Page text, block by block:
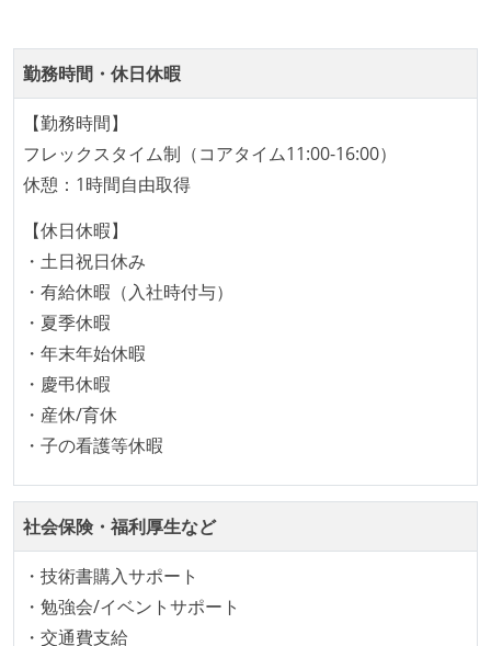
形で行っている
継続的なデプロイ（デリバリー）を行っている
ワークフローの整備
全てのコードをバージョン管理ツールで管理している
各メンバーが実装したコードのマージは Pull Request
ベースで行われる
自動（＝システム化され、1コマンドで実行できる）
ビルド、自動デプロイ環境が整備されている
コードによるインフラ構成管理（Infrastructure as
Code）の環境が整備されている
オープンな情報共有
ドキュメントの整備やペアプロ、モブワークなど、ナ
レッジの共有を積極的に行っている（属人性を減らす
取り組みをしている）
労働環境の自由度
週2日リモート勤務のハイブリットワーク（週3出社）
勤務時間・休日休暇
【勤務時間】
フレックスタイム制（コアタイム11:00-16:00）
休憩：1時間自由取得
【休日休暇】
・土日祝日休み
・有給休暇（入社時付与）
・夏季休暇
・年末年始休暇
・慶弔休暇
・産休/育休
・子の看護等休暇
社会保険・福利厚生など
・技術書購入サポート
・勉強会/イベントサポート
・交通費支給